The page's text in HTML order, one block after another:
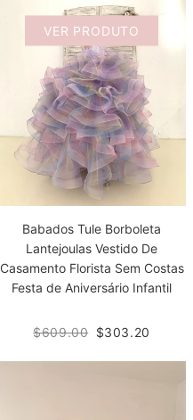
VER PRODUTO
Babados Tule Borboleta
Lantejoulas Vestido De
Casamento Florista Sem Costas
Festa de Aniversário Infantil
$609.00 $303.20